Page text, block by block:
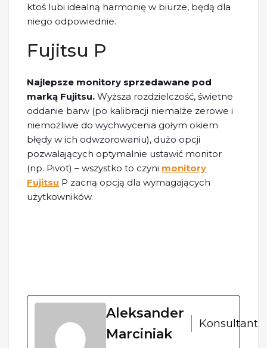
ktoś lubi idealną harmonię w biurze, będą dla
niego odpowiednie.
Fujitsu P
Najlepsze monitory sprzedawane pod
marką Fujitsu. Wyższa rozdzielczość, świetne
oddanie barw (po kalibracji niemalże zerowe i
niemożliwe do wychwycenia gołym okiem
błędy w ich odwzorowaniu), dużo opcji
pozwalających optymalnie ustawić monitor
(np. Pivot) – wszystko to czyni monitory
Fujitsu P zacną opcją dla wymagających
użytkowników.
Aleksander
Marciniak
Konsultant